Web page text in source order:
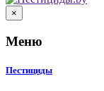
×
Меню
Пестициды